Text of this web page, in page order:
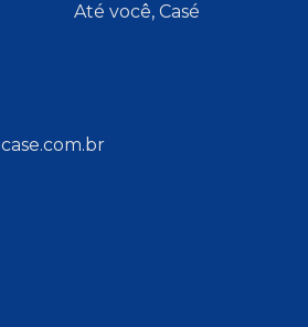
Até você, Casé